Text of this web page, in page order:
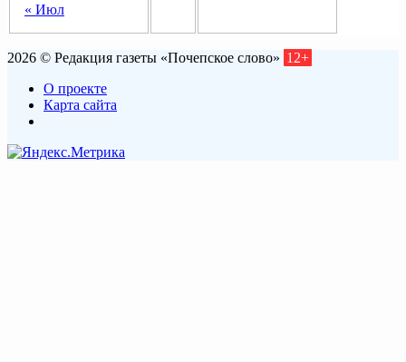
« Июл
2026 © Редакция газеты «Почепское слово» 12+
О проекте
Карта сайта